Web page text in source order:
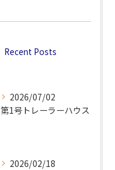
Recent Posts
2026/07/02
第1号トレーラーハウス
2026/02/18